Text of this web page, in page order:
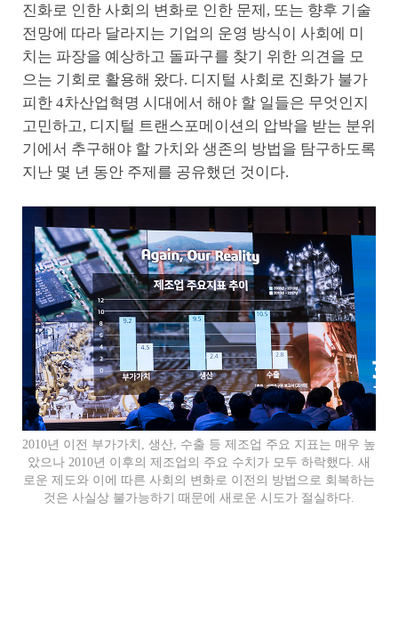
진화로 인한 사회의 변화로 인한 문제, 또는 향후 기술
전망에 따라 달라지는 기업의 운영 방식이 사회에 미
치는 파장을 예상하고 돌파구를 찾기 위한 의견을 모
으는 기회로 활용해 왔다. 디지털 사회로 진화가 불가
피한 4차산업혁명 시대에서 해야 할 일들은 무엇인지
고민하고, 디지털 트랜스포메이션의 압박을 받는 분위
기에서 추구해야 할 가치와 생존의 방법을 탐구하도록
지난 몇 년 동안 주제를 공유했던 것이다.
2010년 이전 부가가치, 생산, 수출 등 제조업 주요 지표는 매우 높
았으나 2010년 이후의 제조업의 주요 수치가 모두 하락했다. 새
로운 제도와 이에 따른 사회의 변화로 이전의 방법으로 회복하는
것은 사실상 불가능하기 때문에 새로운 시도가 절실하다.